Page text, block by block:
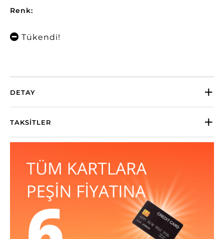
Renk:
Tükendi!
DETAY
TAKSITLER